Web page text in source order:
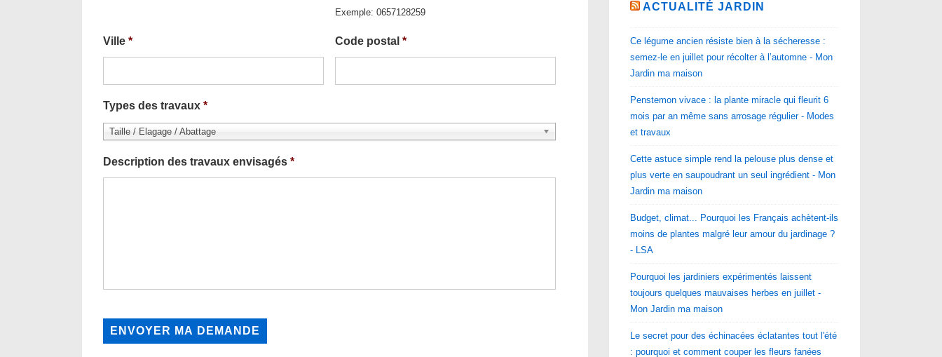
Exemple: 0657128259
Ville * Code postal *
Types des travaux *
Taille / Elagage / Abattage
Description des travaux envisagés *
ACTUALITÉ JARDIN
Ce légume ancien résiste bien à la sécheresse :
semez-le en juillet pour récolter à l’automne - Mon
Jardin ma maison
Penstemon vivace : la plante miracle qui fleurit 6
mois par an même sans arrosage régulier - Modes
et travaux
Cette astuce simple rend la pelouse plus dense et
plus verte en saupoudrant un seul ingrédient - Mon
Jardin ma maison
Budget, climat... Pourquoi les Français achètent-ils
moins de plantes malgré leur amour du jardinage ?
- LSA
Pourquoi les jardiniers expérimentés laissent
toujours quelques mauvaises herbes en juillet -
Mon Jardin ma maison
Le secret pour des échinacées éclatantes tout l'été
: pourquoi et comment couper les fleurs fanées